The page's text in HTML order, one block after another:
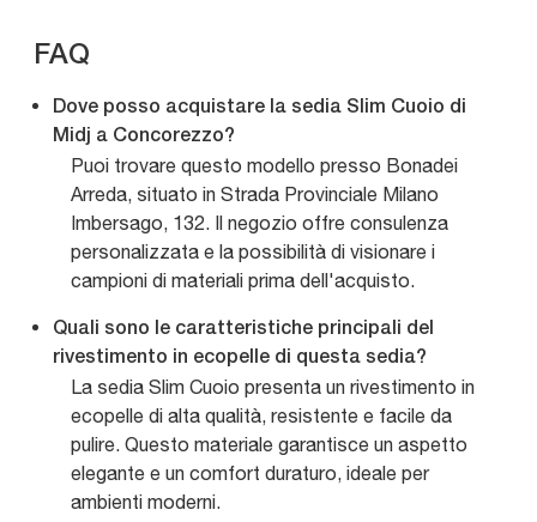
FAQ
Dove posso acquistare la sedia Slim Cuoio di
Midj a Concorezzo?
Puoi trovare questo modello presso Bonadei
Arreda, situato in Strada Provinciale Milano
Imbersago, 132. Il negozio offre consulenza
personalizzata e la possibilità di visionare i
campioni di materiali prima dell'acquisto.
Quali sono le caratteristiche principali del
rivestimento in ecopelle di questa sedia?
La sedia Slim Cuoio presenta un rivestimento in
ecopelle di alta qualità, resistente e facile da
pulire. Questo materiale garantisce un aspetto
elegante e un comfort duraturo, ideale per
ambienti moderni.